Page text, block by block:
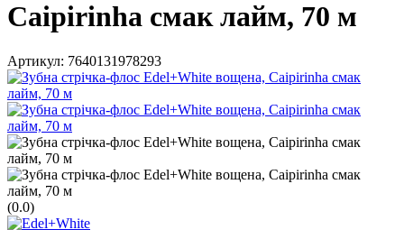
Caipirinha смак лайм, 70 м
Артикул: 7640131978293
(0.0)